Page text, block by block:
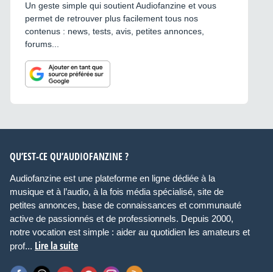
Un geste simple qui soutient Audiofanzine et vous
permet de retrouver plus facilement tous nos
contenus : news, tests, avis, petites annonces,
forums...
QU’EST-CE QU’AUDIOFANZINE ?
Audiofanzine est une plateforme en ligne dédiée à la
musique et à l’audio, à la fois média spécialisé, site de
petites annonces, base de connaissances et communauté
active de passionnés et de professionnels. Depuis 2000,
notre vocation est simple : aider au quotidien les amateurs et
prof... Lire la suite